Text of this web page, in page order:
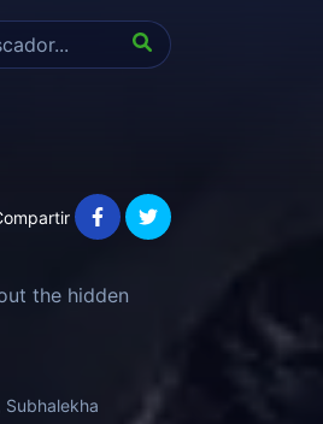
the hidden
Subhalekha